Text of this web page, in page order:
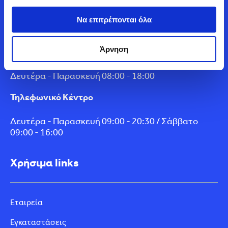
Να επιτρέπονται όλα
Άρνηση
Δευτέρα - Παρασκευή 09:00 - 20:00 / Σάββατο
09:00 - 16:00
Service & Φανοβαφείο
Δευτέρα - Παρασκευή 08:00 - 18:00
Τηλεφωνικό Κέντρο
Δευτέρα - Παρασκευή 09:00 - 20:30 / Σάββατο
09:00 - 16:00
Χρήσιμα links
Εταιρεία
Εγκαταστάσεις